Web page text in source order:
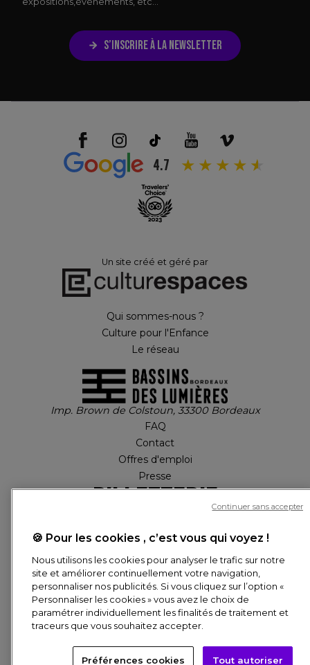
S’INSCRIRE À LA NEWSLETTER
4.7
Un site créé et géré par
Qui sommes-nous ?
Culture pour l'Enfance
Le réseau
Imp. Brown de Colstoun, 33300 Bordeaux
FAQ
Contact
Offres d'emploi
Presse
Billetterie
MON COMPTE
Réservation en ligne
PIED DE PAGE
© CULTURESPACES, 2026
🍪 Pour les cookies , c’est vous qui voyez !
Nous utilisons les cookies pour analyser le trafic sur notre
site et améliorer continuellement votre navigation,
personnaliser nos publicités. Si vous cliquez sur l’option «
Personnaliser les cookies » vous avez le choix de
paramétrer individuellement les finalités de traitement et
traceurs que vous souhaitez accepter.
Préférences cookies Tout autoriser
Continuer sans accepter